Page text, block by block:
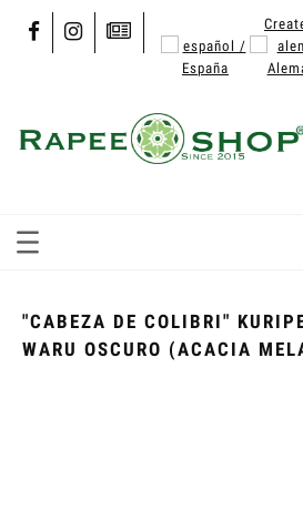
"CABEZA DE COLIBRI"
WARU OSCURO (ACACIA